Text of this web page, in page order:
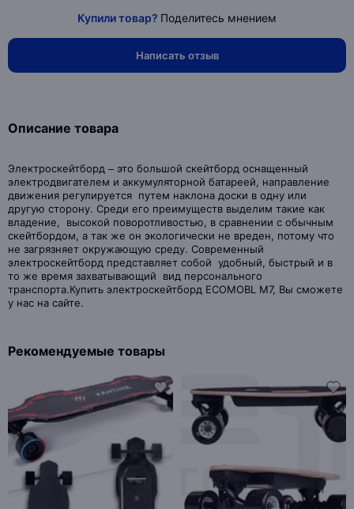
Купили товар? Поделитесь мнением
Написать отзыв
Описание товара
Электроскейтборд – это большой скейтборд оснащенный
электродвигателем и аккумуляторной батареей, направление
движения регулируется путем наклона доски в одну или
другую сторону. Среди его преимуществ выделим такие как
владение, высокой поворотливостью, в сравнении с обычным
скейтбордом, а так же он экологически не вреден, потому что
не загрязняет окружающую среду. Современный
электроскейтборд представляет собой удобный, быстрый и в
то же время захватывающий вид персонального
транспорта.Купить электроскейтборд ECOMOBL M7, Вы сможете
у нас на сайте.
Рекомендуемые товары